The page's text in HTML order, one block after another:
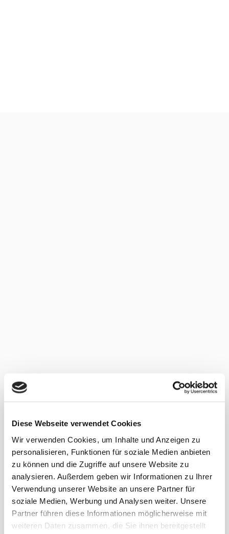
Diese Webseite verwendet Cookies
Wir verwenden Cookies, um Inhalte und Anzeigen zu
personalisieren, Funktionen für soziale Medien anbieten
zu können und die Zugriffe auf unsere Website zu
analysieren. Außerdem geben wir Informationen zu Ihrer
Verwendung unserer Website an unsere Partner für
soziale Medien, Werbung und Analysen weiter. Unsere
Partner führen diese Informationen möglicherweise mit
weiteren Daten zusammen, die Sie ihnen bereitgestellt